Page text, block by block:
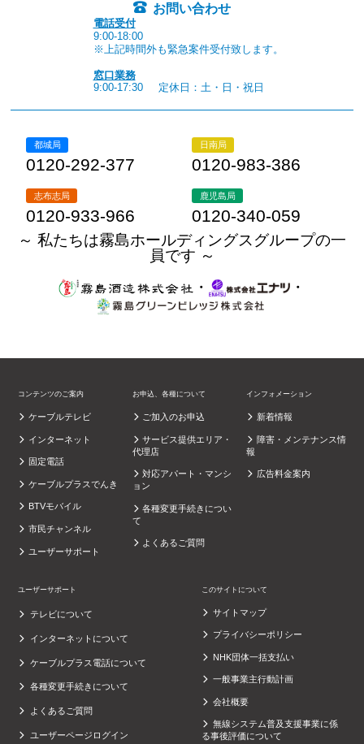
お問い合わせ
電話受付
9:00-18:00
※上記時間外も緊急案件受付致します。
窓口業務
9:00-17:30
定休日：土・日・祝日
都城局
0120-292-377
日南局
0120-983-386
志布志局
0120-933-966
鹿児島局
0120-340-059
～ 私たちは霧島ホールディングスグループの一
員です ～
・
・
コンテンツのご案内
ケーブルテレビ
インターネット
固定電話
ケーブルプラスでんき
BTVモバイル
市民チャンネル
ユーザーサポート
お申込、各種について
ご加入のお申込
サービス提供エリア・
代理店
対応アパート・マンシ
ョン
各種変更手続きについ
て
よくあるご質問
インフォメーション
新着情報
障害・メンテナンス情
報
広告料金案内
ユーザーサポート
テレビについて
インターネットについて
ケーブルプラス電話について
各種変更手続きについて
よくあるご質問
ユーザーページログイン
このサイトについて
サイトマップ
プライバシーポリシー
NHK団体一括支払い
一般事業主行動計画
会社概要
無線システム普及支援事業に係
る事後評価について